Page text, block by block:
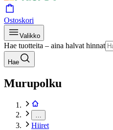
Ostoskori
Valikko
Hae tuotteita – aina halvat hinnat
Hae
Murupolku
Hiiret